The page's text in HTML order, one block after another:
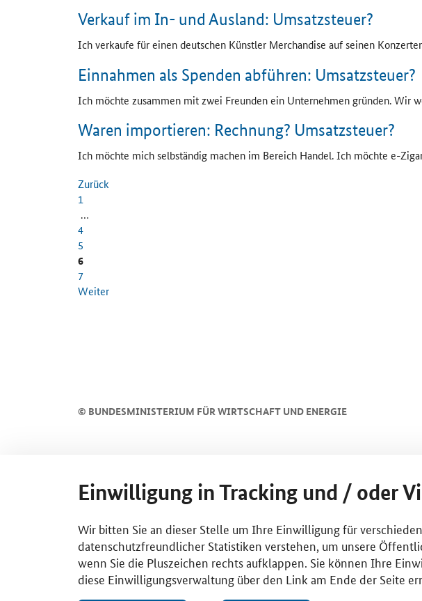
Verkauf im In- und Ausland: Umsatzsteuer?
Ich verkaufe für einen deutschen Künstler Merchandise auf seinen
Einnahmen als Spenden abführen: Umsatzsteuer?
Ich möchte zusammen mit zwei Freunden ein Unternehmen gründen. Wir
Waren importieren: Rechnung? Umsatzsteuer?
Ich möchte mich selbständig machen im Bereich Handel. Ich möchte e-
Zurück
1
…
4
5
6
7
Weiter
© BUNDESMINISTERIUM FÜR WIRTSCHAFT UND ENERGIE
Einwilligung in Tracking und / oder
Wir bitten Sie an dieser Stelle um Ihre Einwilligung für
datenschutzfreundlicher Statistiken verstehen, um unsere
wenn Sie die Pluszeichen rechts aufklappen. Sie können Ihre
diese Einwilligungsverwaltung über den Link am Ende der Seite